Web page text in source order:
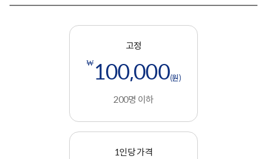
고정
₩ 100,000(원)
200명 이하
1인당 가격